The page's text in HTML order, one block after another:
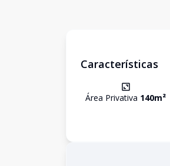
Características
Área Privativa 140m²